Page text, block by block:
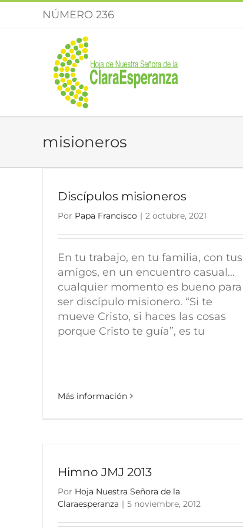
NÚMERO 236
misioneros
Discípulos misioneros
Por Papa Francisco | 2 octubre, 2021
En tu trabajo, en tu familia, con tus
amigos, en un encuentro casual…
cualquier momento es bueno para
ser discípulo misionero. “Si te
mueve Cristo, si haces las cosas
porque Cristo te guía”, es tu
Más información
Himno JMJ 2013
Por Hoja Nuestra Señora de la
Claraesperanza | 5 noviembre, 2012